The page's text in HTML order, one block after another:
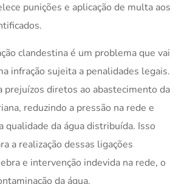
punições e aplicação de multa aos
clandestina é um problema que vai
infração sujeita a penalidades legais.
prejuízos diretos ao abastecimento da
reduzindo a pressão na rede e
qualidade da água distribuída. Isso
a realização dessas ligações
e intervenção indevida na rede, o
da água.